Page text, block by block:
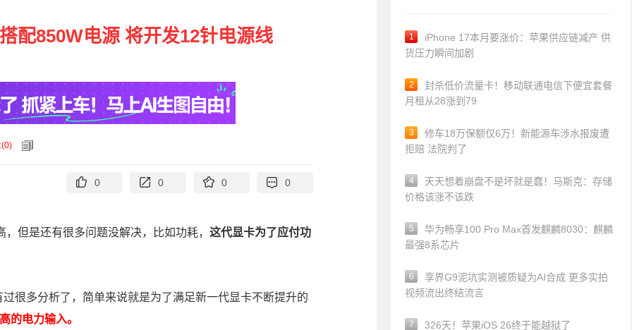
配850W电源 将开发12针电源线
(0)
0 0 0 0
但是还有很多问题没解决，比如功耗， 这代显卡为了应付功
很多分析了，简单来说就是为了满足新一代显卡不断提升的
的电力输入。
1
iPhone 17本月要涨价：苹果供应链减产 供
货压力瞬间加剧
2
封杀低价流量卡！移动联通电信下便宜套餐
月租从28涨到79
3
修车18万保额仅6万！新能源车涉水报废遭
拒赔 法院判了
4
天天想着崩盘不是坏就是蠢！马斯克：存储
价格该涨不该跌
5
华为畅享100 Pro Max首发麒麟8030：麒麟
最强8系芯片
6
享界G9泥坑实测被质疑为AI合成 更多实拍
视频流出终结流言
7 326天！苹果iOS 26终于能越狱了